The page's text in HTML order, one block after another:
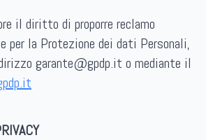
il diritto di proporre reclamo
per la Protezione dei dati Personali,
garante@gpdp.it o mediante il